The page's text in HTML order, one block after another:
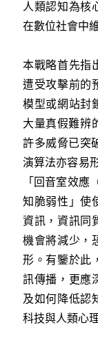
人類認知為核
在數位社會中
本戰略首先指
遭受攻擊前的
模型或網站封
大量真假難辨
許多威脅已突
演算法亦容易
「回音室效應
知脆弱性」使
資訊，資訊同
機會將減少，
形。有鑒於此
訊傳播，更應
及如何降低認
科技與人類心